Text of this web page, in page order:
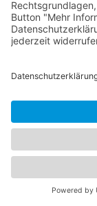
ab € 2.122,00
05.12.2026 -
07.12.2026 -
ab € 2.122,00
08.12.2026 -